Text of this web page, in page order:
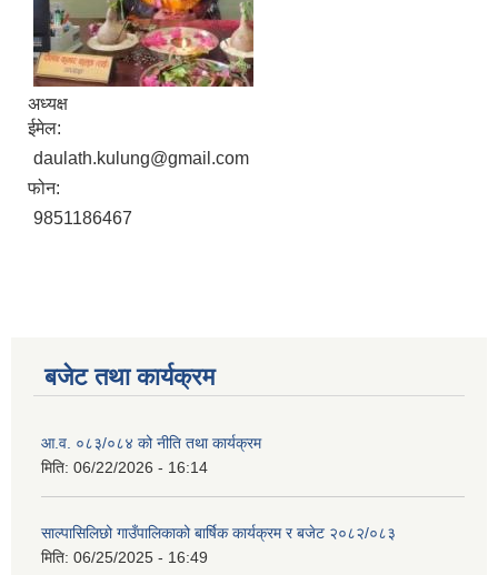
अध्यक्ष
ईमेल:
daulath.kulung@gmail.com
फोन:
9851186467
बजेट तथा कार्यक्रम
आ.व. ०८३/०८४ को नीति तथा कार्यक्रम
मिति: 06/22/2026 - 16:14
साल्पासिलिछो गाउँपालिकाको बार्षिक कार्यक्रम र बजेट २०८२/०८३
मिति: 06/25/2025 - 16:49